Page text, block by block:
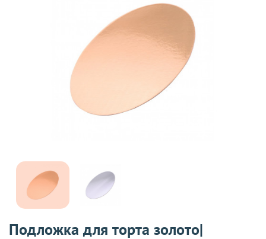
Подложка для торта золото|